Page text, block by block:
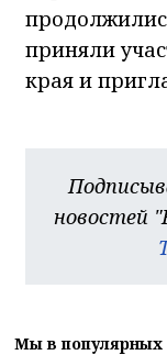
приняли
края и
новостей
Мы в популярных